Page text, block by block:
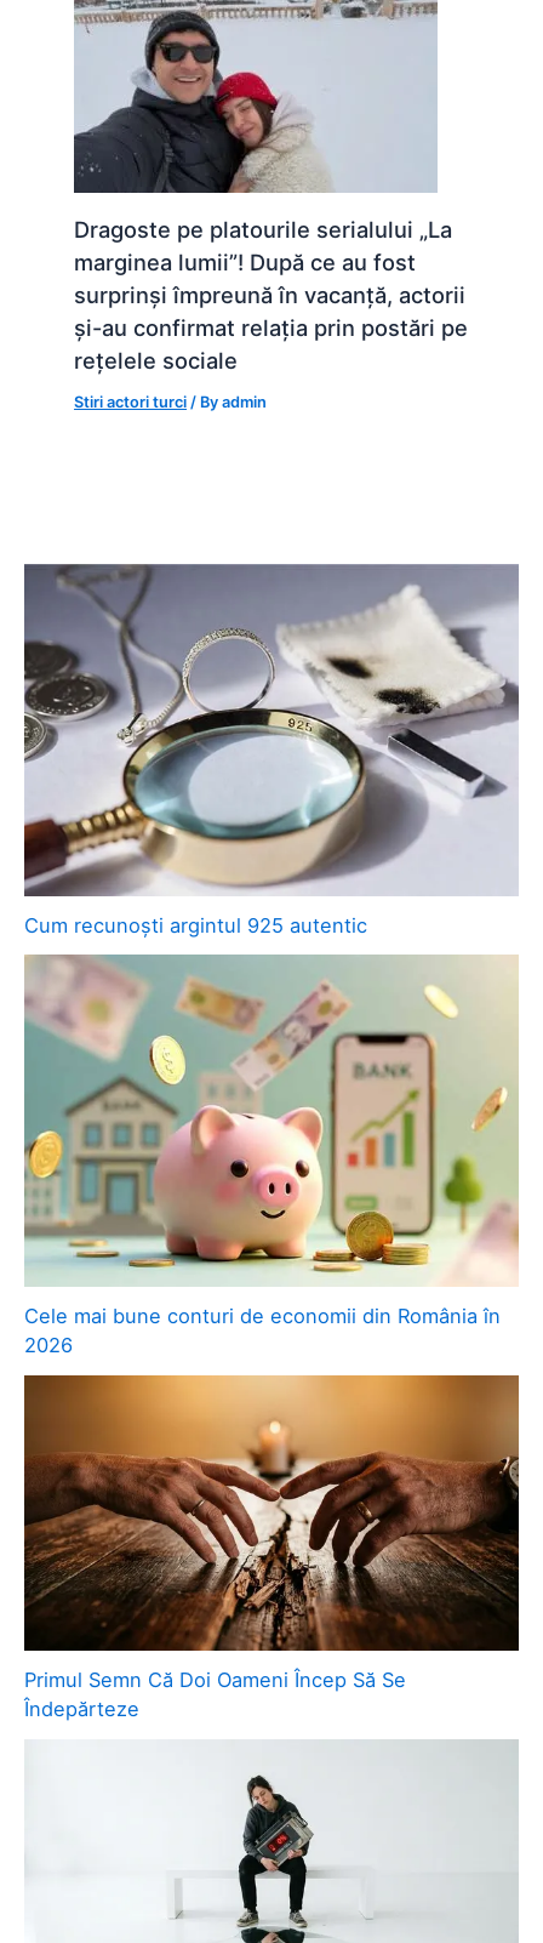
Dragoste pe platourile serialului „La
marginea lumii”! După ce au fost
surprinși împreună în vacanță, actorii
și-au confirmat relația prin postări pe
rețelele sociale
Stiri actori turci / Byadmin
Cum recunoști argintul 925 autentic
Cele mai bune conturi de economii din România în
2026
Primul Semn Că Doi Oameni Încep Să Se
Îndepărteze